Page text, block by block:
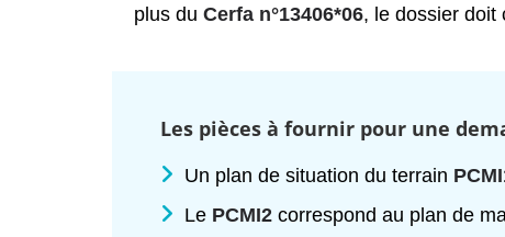
plus du Cerfa n°13406*06, le dossier doit
Les pièces à fournir pour une
Un plan de situation du terrain
Le PCMI2 correspond au plan de